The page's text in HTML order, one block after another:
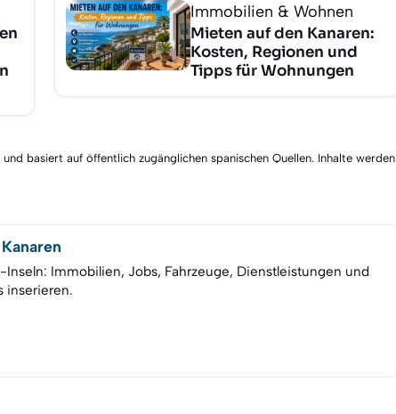
Immobilien & Wohnen
Mieten auf den Kanaren:
Kosten, Regionen und
Tipps für Wohnungen
basiert auf öffentlich zugänglichen spanischen Quellen. Inhalte werden
Immobilien, Jobs, Fahrzeuge, Dienstleistungen und
inserieren.